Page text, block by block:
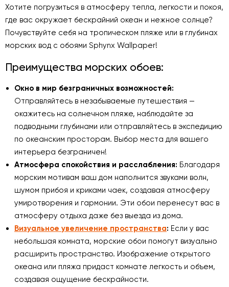
Хотите погрузиться в атмосферу тепла, легкости и покоя,
где вас окружает бескрайний океан и нежное солнце?
Почувствуйте себя на тропическом пляже или в глубинах
морских вод с обоями Sphynx Wallpaper!
Преимущества морских обоев:
Окно в мир безграничных возможностей:
Отправляйтесь в незабываемые путешествия —
окажитесь на солнечном пляже, наблюдайте за
подводными глубинами или отправляйтесь в экспедицию
по океанским просторам. Выбор места для вашего
интерьера безграничен!
Атмосфера спокойствия и расслабления: Благодаря
морским мотивам ваш дом наполнится звуками волн,
шумом прибоя и криками чаек, создавая атмосферу
умиротворения и гармонии. Эти обои перенесут вас в
атмосферу отдыха даже без выезда из дома.
Визуальное увеличение пространства: Если у вас
небольшая комната, морские обои помогут визуально
расширить пространство. Изображение открытого
океана или пляжа придаст комнате легкость и объем,
создавая ощущение бескрайности.